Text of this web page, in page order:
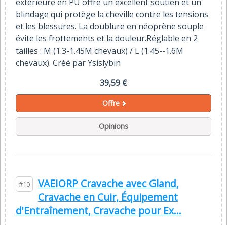
blindage qui protège la cheville contre les tensions
et les blessures. La doublure en néoprène souple
évite les frottements et la douleur.Réglable en 2
tailles : M (1.3-1.45M chevaux) / L (1.45--1.6M
chevaux). Créé par Ysislybin
39,59 €
Offre
Opinions
#10
VAEIORP Cravache avec Gland,
Cravache en Cuir, Équipement
d'Entraînement, Cravache pour Ex...